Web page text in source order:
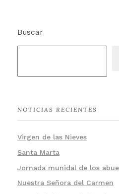
Buscar
NOTICIAS RECIENTES
Virgen de las Nieves
Santa Marta
Jornada munidal de los
Nuestra Señora del Carmen